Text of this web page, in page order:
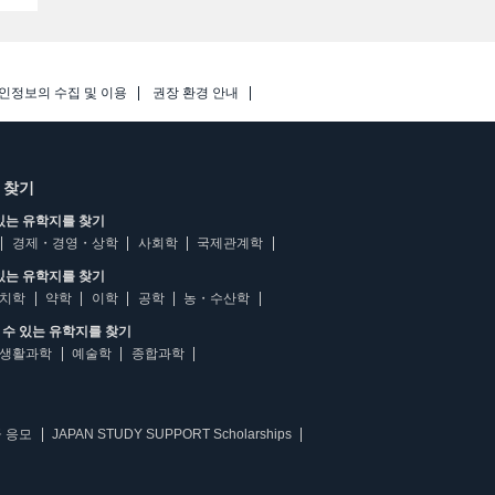
정보의 수집 및 이용 권장 환경 안내
기
유학지를 찾기
경제・경영・상학
사회학 국제관계학
유학지를 찾기
학
약학 이학 공학 농・수산학
있는 유학지를 찾기
생활과학
예술학 종합과학
응모 JAPAN STUDY SUPPORT Scholarships